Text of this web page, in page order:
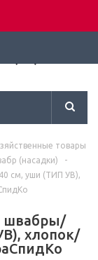
товары
(насадки)
-
см, уши (ТИП УВ),
швабры/
хлопок/